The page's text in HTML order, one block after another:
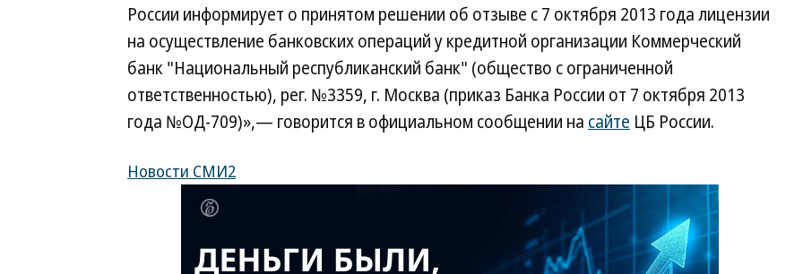
России информирует о принятом решении об отзыве с 7 октября 2013 года лицензии
на осуществление банковских операций у кредитной организации Коммерческий
банк "Национальный республиканский банк" (общество с ограниченной
ответственностью), рег. №3359, г. Москва (приказ Банка России от 7 октября 2013
года №ОД-709)»,— говорится в официальном сообщении на сайте ЦБ России.
Новости СМИ2